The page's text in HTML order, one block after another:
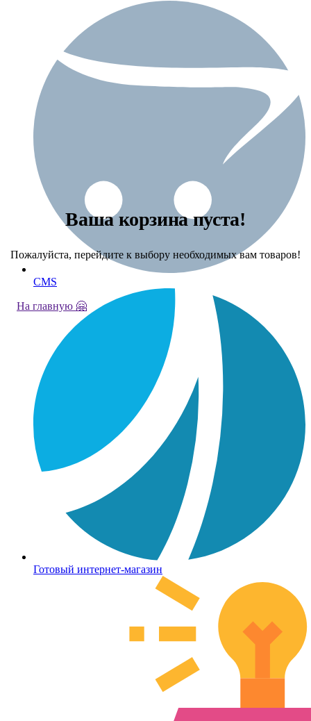
CMS
Готовый интернет-магазин
Ваша корзина пуста!
Пожалуйста, перейдите к выбору необходимых вам товаров!
На главную 🤗